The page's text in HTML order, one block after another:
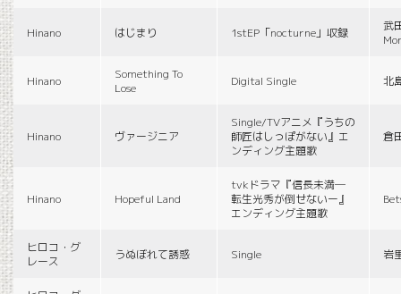
Hinano はじまり 1stEP「nocturne」収録
武
Hinano
Something To
Lose
Digital Single 北
Hinano ヴァージニア
Single/TVアニメ『うちの
師匠はしっぽがない』エ
ンディング主題歌
倉
Hinano Hopeful Land
tvkドラマ『信長未満―
転生光秀が倒せないー』
エンディング主題歌
ヒロコ・グ
レース
うぬぼれて誘惑 Single 岩